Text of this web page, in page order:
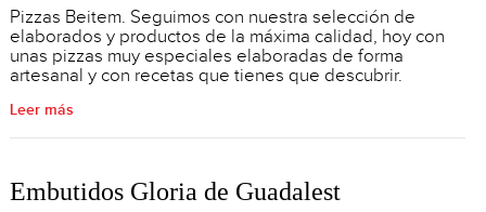
Pizzas Beitem. Seguimos con nuestra selección de
elaborados y productos de la máxima calidad, hoy con
unas pizzas muy especiales elaboradas de forma
artesanal y con recetas que tienes que descubrir.
Leer más
Embutidos Gloria de Guadalest